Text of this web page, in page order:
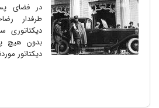
در فضای پس
طرفدار
دیکتاتوری
بدون هیچ
دیکتاتور